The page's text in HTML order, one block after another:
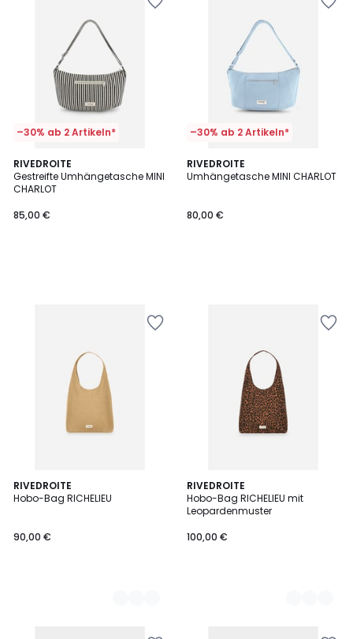
–30% ab 2 Artikeln*
RIVEDROITE
Gestreifte Umhängetasche MINI
CHARLOT
85,00 €
–30% ab 2 Artikeln*
RIVEDROITE
Umhängetasche MINI CHARLOT
80,00 €
RIVEDROITE
Hobo-Bag RICHELIEU
90,00 €
2
Farben
RIVEDROITE
Hobo-Bag RICHELIEU mit
Leopardenmuster
100,00 €
2
Farben